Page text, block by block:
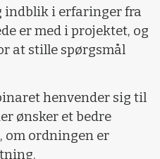
indblik i erfaringer fra
er med i projektet, og
at stille spørgsmål
henvender sig til
ønsker et bedre
om ordningen er